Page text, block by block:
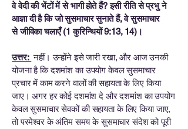
वे वेदी की भेंटों में से भागी होते हैं? इसी रीति से प्रभु ने
आज्ञा दी है कि जो सुसमाचार सुनाते हैं, वे सुसमाचार
से जीविका चलाएँ (1 कुरिन्थियों 9:13, 14)।
उत्तर: नहीं। उन्होंने इसे जारी रखा, और आज उनकी
योजना है कि दशमांश का उपयोग केवल सुसमाचार
प्रचार में काम करने वालों की सहायता के लिए किया
जाए। अगर हर कोई दशमांश दे और दशमांश का उपयोग
केवल सुसमाचार सेवकों की सहायता के लिए किया जाए,
तो परमेश्वर के अंतिम समय के सुसमाचार संदेश को पूरी